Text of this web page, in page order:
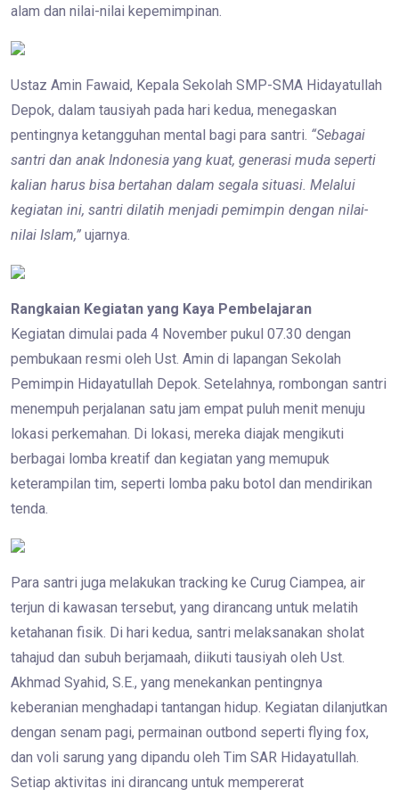
alam dan nilai-nilai kepemimpinan.
Ustaz Amin Fawaid, Kepala Sekolah SMP-SMA Hidayatullah
Depok, dalam tausiyah pada hari kedua, menegaskan
pentingnya ketangguhan mental bagi para santri. “Sebagai
santri dan anak Indonesia yang kuat, generasi muda seperti
kalian harus bisa bertahan dalam segala situasi. Melalui
kegiatan ini, santri dilatih menjadi pemimpin dengan nilai-
nilai Islam,” ujarnya.
Rangkaian Kegiatan yang Kaya Pembelajaran
Kegiatan dimulai pada 4 November pukul 07.30 dengan
pembukaan resmi oleh Ust. Amin di lapangan Sekolah
Pemimpin Hidayatullah Depok. Setelahnya, rombongan santri
menempuh perjalanan satu jam empat puluh menit menuju
lokasi perkemahan. Di lokasi, mereka diajak mengikuti
berbagai lomba kreatif dan kegiatan yang memupuk
keterampilan tim, seperti lomba paku botol dan mendirikan
tenda.
Para santri juga melakukan tracking ke Curug Ciampea, air
terjun di kawasan tersebut, yang dirancang untuk melatih
ketahanan fisik. Di hari kedua, santri melaksanakan sholat
tahajud dan subuh berjamaah, diikuti tausiyah oleh Ust.
Akhmad Syahid, S.E., yang menekankan pentingnya
keberanian menghadapi tantangan hidup. Kegiatan dilanjutkan
dengan senam pagi, permainan outbond seperti flying fox,
dan voli sarung yang dipandu oleh Tim SAR Hidayatullah.
Setiap aktivitas ini dirancang untuk mempererat